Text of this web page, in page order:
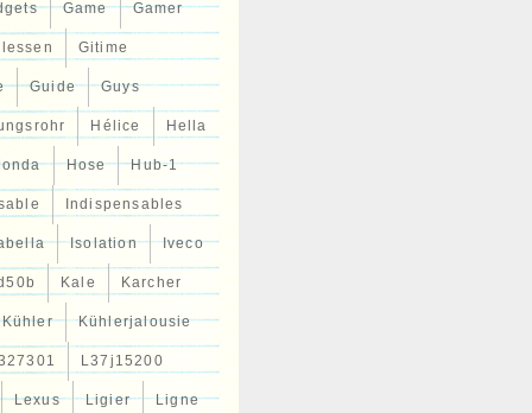
Game Gamer
Gitime
Guide Guys
Hélice Hella
Hose Hub-1
Indispensables
Isolation Iveco
Kale Karcher
Kühler Kühlerjalousie
L37j15200
Lexus Ligier Ligne